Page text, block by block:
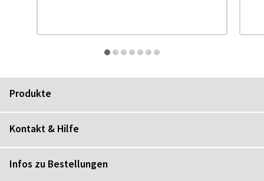
Produkte
Kontakt & Hilfe
Infos zu Bestellungen